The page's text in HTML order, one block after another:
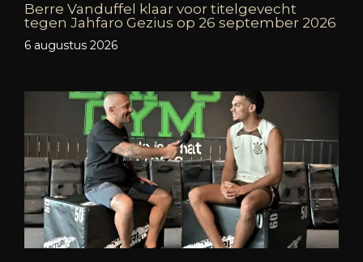
Berre Vanduffel klaar voor titelgevecht
tegen Jahfaro Gezius op 26 september 2026
6 augustus 2026